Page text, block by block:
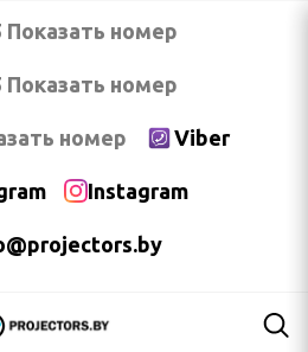
Показать номер
Показать номер
номер Viber
Instagram